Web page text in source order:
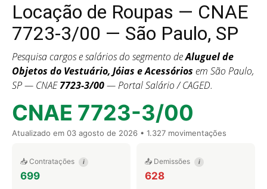
Locação de Roupas — CNAE
7723-3/00 — São Paulo, SP
Pesquisa cargos e salários do segmento deAluguel de
Objetos do Vestuário, Jóias e Acessórios em São Paulo,
SP — CNAE7723-3/00— Portal Salário / CAGED.
CNAE 7723-3/00
Atualizado em 03 agosto de 2026 • 1.327 movimentações
📥 Contratações i
699
📤 Demissões i
628